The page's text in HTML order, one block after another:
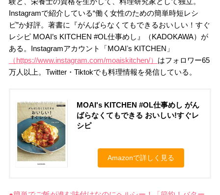
Instagramで紹介している“働く女性のための簡単時短レシ
ピ”か好評。著書に『がんばらなくてもできるおいしい！すぐ
レシピ MOAI’s KITCHEN #OL仕事めし』（KADOKAWA）が
ある。Instagramアカウント「MOAIʼs KITCHEN」
（https://www.instagram.com/moaiskitchen/） はフォロワー65
万人以上。Twitter・Tiktokでも料理情報を発信している。
MOAI's KITCHEN #OL仕事めし がん
ばらなくてもできる おいしい!すぐレ
シピ
Amazonで詳しく見る